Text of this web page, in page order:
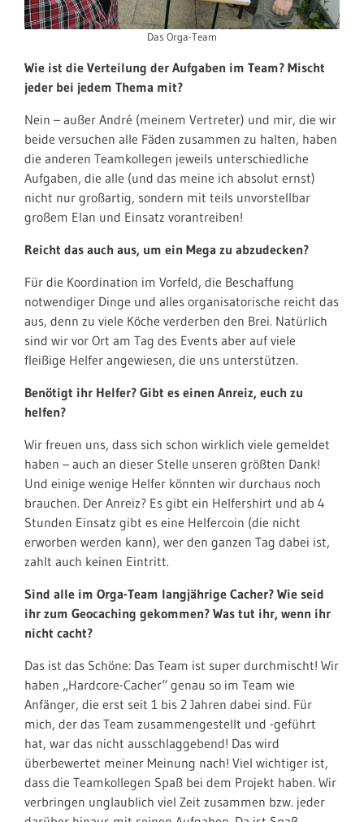
Das Orga-Team
Wie ist die Verteilung der Aufgaben im Team? Mischt
jeder bei jedem Thema mit?
Nein – außer André (meinem Vertreter) und mir, die wir
beide versuchen alle Fäden zusammen zu halten, haben
die anderen Teamkollegen jeweils unterschiedliche
Aufgaben, die alle (und das meine ich absolut ernst)
nicht nur großartig, sondern mit teils unvorstellbar
großem Elan und Einsatz vorantreiben!
Reicht das auch aus, um ein Mega zu abzudecken?
Für die Koordination im Vorfeld, die Beschaffung
notwendiger Dinge und alles organisatorische reicht das
aus, denn zu viele Köche verderben den Brei. Natürlich
sind wir vor Ort am Tag des Events aber auf viele
fleißige Helfer angewiesen, die uns unterstützen.
Benötigt ihr Helfer? Gibt es einen Anreiz, euch zu
helfen?
Wir freuen uns, dass sich schon wirklich viele gemeldet
haben – auch an dieser Stelle unseren größten Dank!
Und einige wenige Helfer könnten wir durchaus noch
brauchen. Der Anreiz? Es gibt ein Helfershirt und ab 4
Stunden Einsatz gibt es eine Helfercoin (die nicht
erworben werden kann), wer den ganzen Tag dabei ist,
zahlt auch keinen Eintritt.
Sind alle im Orga-Team langjährige Cacher? Wie seid
ihr zum Geocaching gekommen? Was tut ihr, wenn ihr
nicht cacht?
Das ist das Schöne: Das Team ist super durchmischt! Wir
haben „Hardcore-Cacher“ genau so im Team wie
Anfänger, die erst seit 1 bis 2 Jahren dabei sind. Für
mich, der das Team zusammengestellt und -geführt
hat, war das nicht ausschlaggebend! Das wird
überbewertet meiner Meinung nach! Viel wichtiger ist,
dass die Teamkollegen Spaß bei dem Projekt haben. Wir
verbringen unglaublich viel Zeit zusammen bzw. jeder